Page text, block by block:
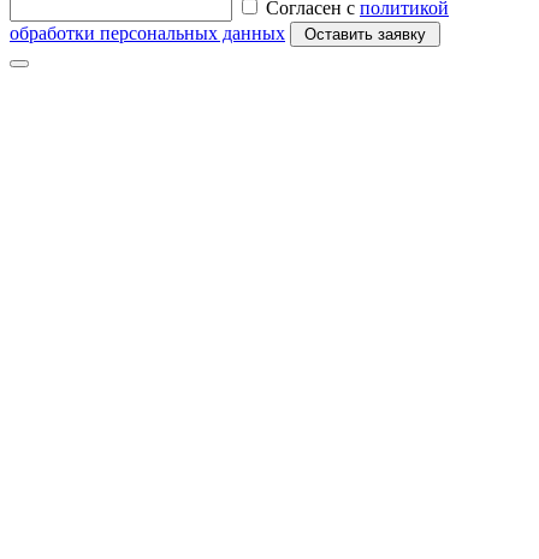
Согласен с политикой
обработки персональных данных